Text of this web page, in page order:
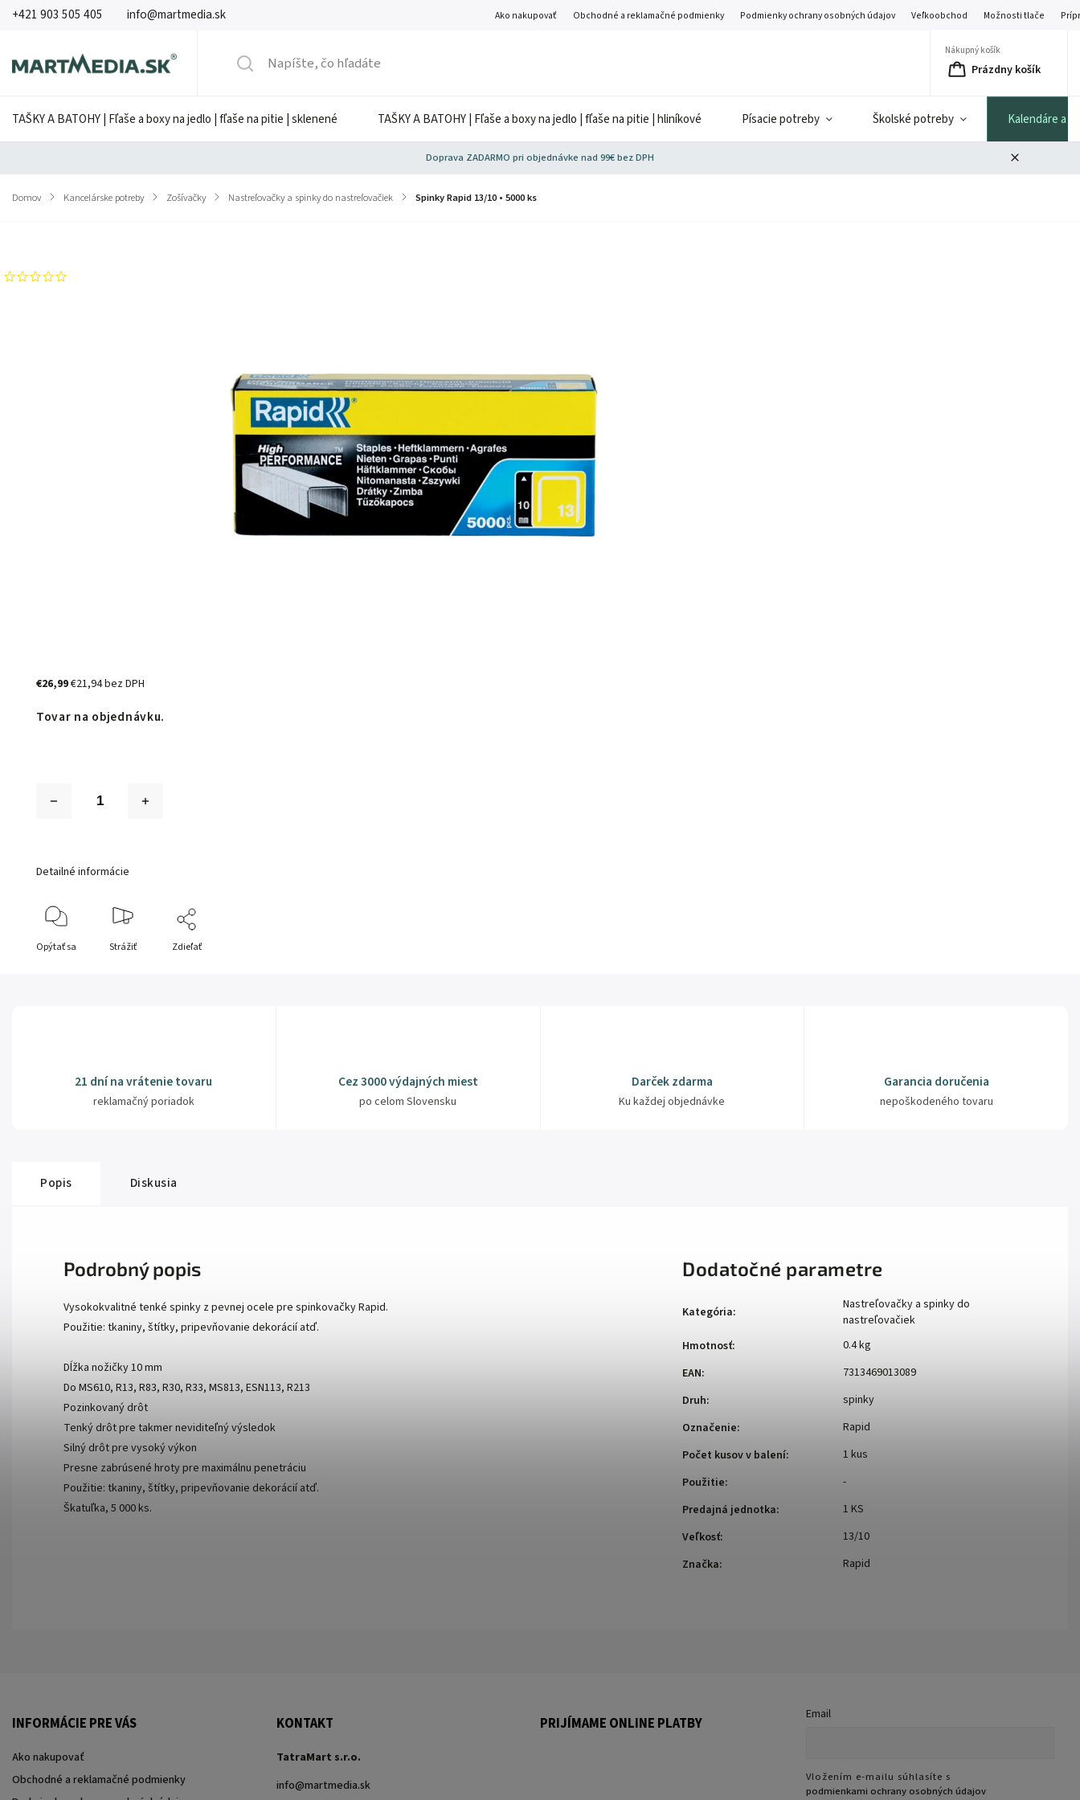
+421 903 505 405 info@martmedia.sk Ako nakupovať Obchodné a reklamačné podmienky Podmienky ochrany osobných údajov Veľkoobchod Možnosti tlače
Nákupný košík
Prázdny košík
TAŠKY A BATOHY | Fľaše a boxy na jedlo | fľaše na pitie | sklenené TAŠKY A BATOHY | Fľaše a boxy na jedlo | fľaše na pitie | hliníkové Písacie potreby Školské potreby Kalendáre a
Doprava ZADARMO pri objednávke nad 99€ bez DPH
Domov / Kancelárske potreby / Zošívačky / Nastreľovačky a spinky do nastreľovačiek / Spinky Rapid 13/10 • 5000 ks
€26,99€21,94 bez DPH
Tovar na objednávku.
Detailné informácie
Opýtať sa Strážiť Zdieľať
21 dní na vrátenie tovaru
reklamačný poriadok
Cez 3000 výdajných miest
po celom Slovensku
Darček zdarma
Ku každej objednávke
Garancia doručenia
nepoškodeného tovaru
Popis Diskusia
Podrobný popis
Vysokokvalitné tenké spinky z pevnej ocele pre spinkovačky Rapid.
Použitie: tkaniny, štítky, pripevňovanie dekorácií atď.
Dĺžka nožičky 10 mm
Do MS610, R13, R83, R30, R33, MS813, ESN113, R213
Pozinkovaný drôt
Tenký drôt pre takmer neviditeľný výsledok
Silný drôt pre vysoký výkon
Presne zabrúsené hroty pre maximálnu penetráciu
Použitie: tkaniny, štítky, pripevňovanie dekorácií atď.
Škatuľka, 5 000 ks.
Dodatočné parametre
Kategória:
Nastreľovačky a spinky do
nastreľovačiek
Hmotnosť:
0.4 kg
EAN:
7313469013089
Druh:
spinky
Označenie:
Rapid
Počet kusov v balení:
1 kus
Použitie:
-
Predajná jednotka:
1 KS
Veľkosť:
13/10
Značka: Rapid
INFORMÁCIE PRE VÁS
Ako nakupovať
Obchodné a reklamačné podmienky
KONTAKT
TatraMart s.r.o.
info@martmedia.sk
PRIJÍMAME ONLINE PLATBY
Email
Vložením e-mailu súhlasíte s
podmienkami ochrany osobných údajov